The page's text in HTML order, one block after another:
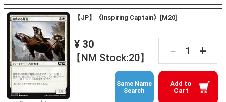
【JP】《Inspiring Captain》[M20]
¥ 30
【NM Stock:20】
－ +
Add to
Cart
Same Name
Search